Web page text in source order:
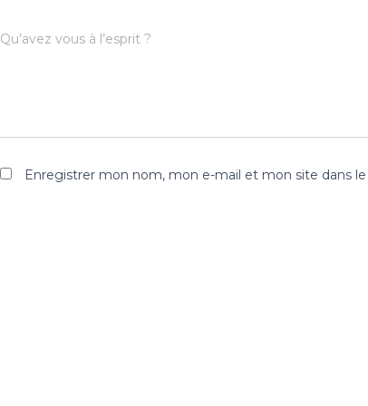
Qu’avez vous à l’esprit ?
Enregistrer mon nom, mon e-mail et mon site dans